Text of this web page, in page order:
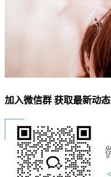
加入微信群 获取最新动态